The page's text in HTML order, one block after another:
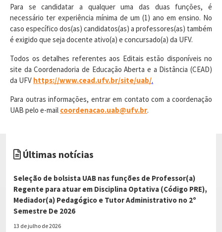
Para se candidatar a qualquer uma das duas funções, é
necessário ter experiência mínima de um (1) ano em ensino. No
caso específico dos(as) candidatos(as) a professores(as) também
é exigido que seja docente ativo(a) e concursado(a) da UFV.
Todos os detalhes referentes aos Editais estão disponíveis no
site da Coordenadoria de Educação Aberta e a Distância (CEAD)
da UFV https://www.cead.ufv.br/site/uab/.
Para outras informações, entrar em contato com a coordenação
UAB pelo e-mail coordenacao.uab@ufv.br.
Últimas notícias
Seleção de bolsista UAB nas funções de Professor(a)
Regente para atuar em Disciplina Optativa (Código PRE),
Mediador(a) Pedagógico e Tutor Administrativo no 2º
Semestre De 2026
13 de julho de 2026